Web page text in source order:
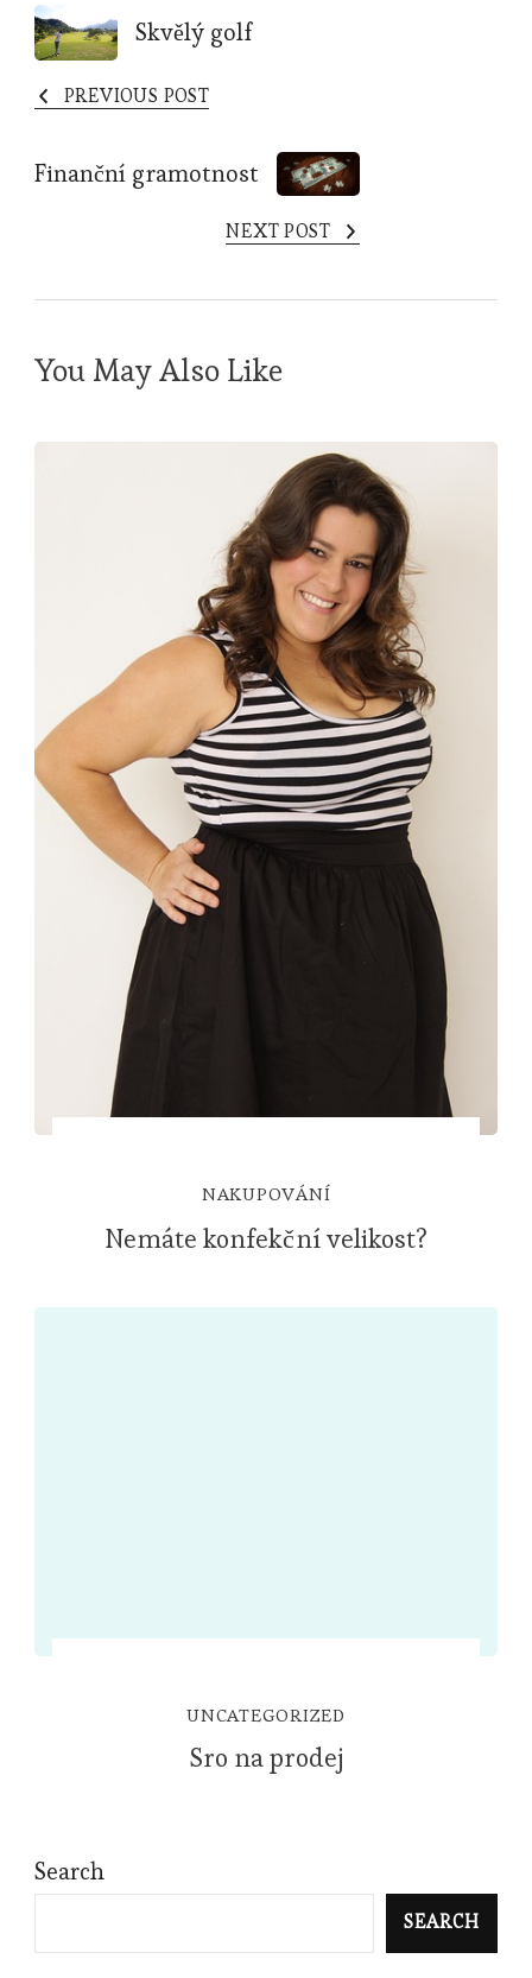
Post
Navigation
Skvělý golf
PREVIOUS POST
Finanční gramotnost
NEXT POST
You May Also Like
NAKUPOVÁNÍ
Nemáte konfekční velikost?
UNCATEGORIZED
Sro na prodej
Search
SEARCH